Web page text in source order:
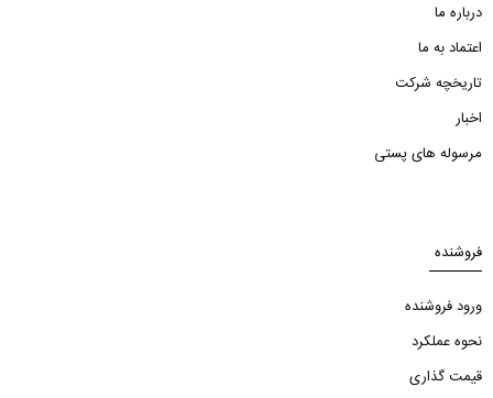
درباره ما
اعتماد به ما
تاریخچه شرکت
اخبار
مرسوله های پستی
فروشنده
ورود فروشنده
نحوه عملکرد
قیمت گذاری